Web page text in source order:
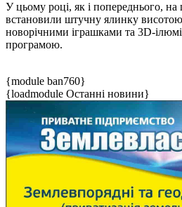
У цьому році, як і попереднього, на
встановили штучну ялинку
новорічними іграшками та 3D-
програмою.
{module ban760}
{loadmodule Останні новини}